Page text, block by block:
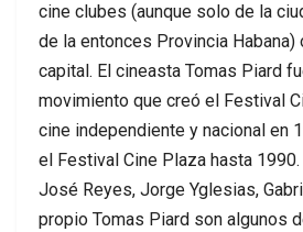
cine clubes (aunque solo de la
de la entonces Provincia Habana)
capital. El cineasta Tomas Piard
movimiento que creó el Festival
cine independiente y nacional en
el Festival Cine Plaza hasta
José Reyes, Jorge Yglesias,
propio Tomas Piard son algunos